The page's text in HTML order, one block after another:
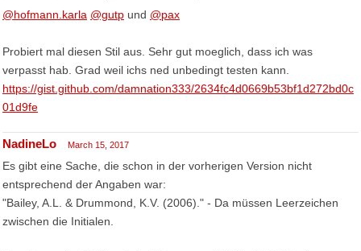
@hofmann.karla @gutp und @pax
Probiert mal diesen Stil aus. Sehr gut moeglich, dass ich was
verpasst hab. Grad weil ichs ned unbedingt testen kann.
https://gist.github.com/damnation333/2634fc4d0669b53bf1d272bd0c
01d9fe
NadineLo March 15, 2017
Es gibt eine Sache, die schon in der vorherigen Version nicht
entsprechend der Angaben war:
"Bailey, A.L. & Drummond, K.V. (2006)." - Da müssen Leerzeichen
zwischen die Initialen.